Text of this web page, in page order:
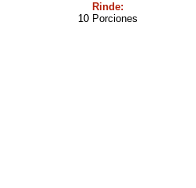
Rinde:
10 Porciones